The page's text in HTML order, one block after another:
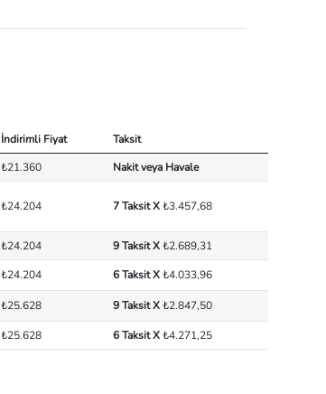
İndirimli Fiyat
Taksit
₺21.360 Nakit veya Havale
₺24.204 7 Taksit X₺3.457,68
₺24.204 9 Taksit X₺2.689,31
₺24.204 6 Taksit X₺4.033,96
₺25.628 9 Taksit X₺2.847,50
₺25.628 6 Taksit X₺4.271,25